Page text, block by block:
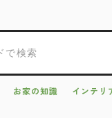
お家の知識 インテリ